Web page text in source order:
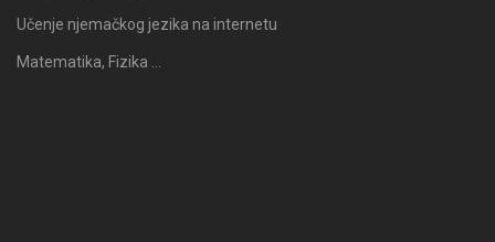
Učenje njemačkog jezika na internetu
Matematika, Fizika …